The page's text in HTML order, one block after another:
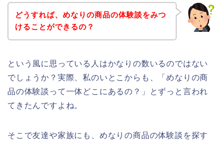
どうすれば、めなりの商品の体験談をみつ
けることができるの？
という風に思っている人はかなりの数いるのではない
でしょうか？実際、私のいとこからも、「めなりの商
品の体験談って一体どこにあるの？」とずっと言われ
てきたんですよね。
そこで友達や家族にも、めなりの商品の体験談を探す